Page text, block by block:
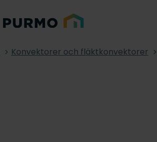
Konvektorer och fläktkonvektorer